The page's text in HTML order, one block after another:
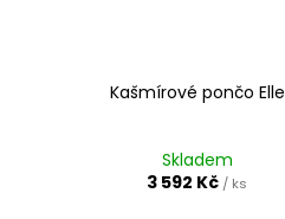
Kašmírové pončo Elle
Skladem
3 592 Kč / ks